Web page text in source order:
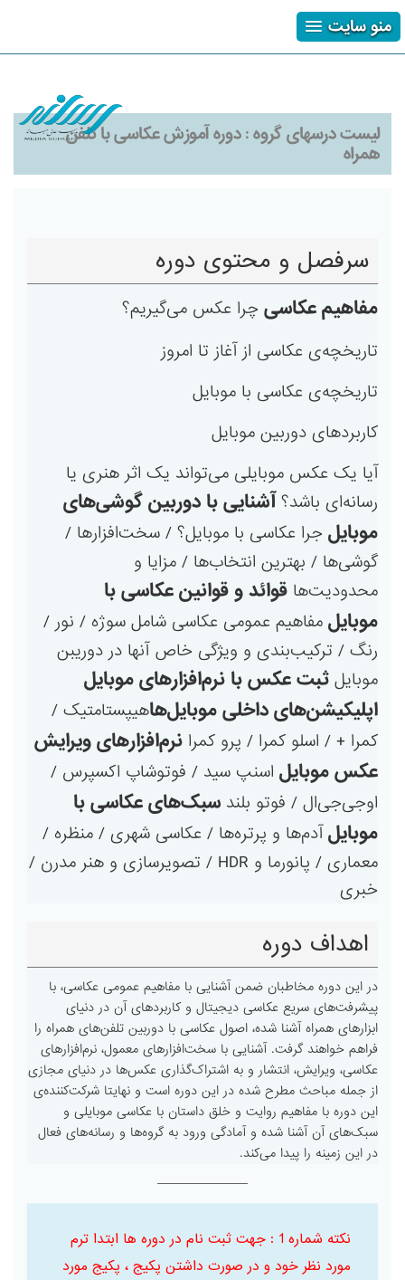
منو سایت
لیست درسهای گروه :دوره آموزش عکاسی با تلفن
همراه
سرفصل و محتوی دوره
مفاهیم عکاسی چرا عکس می‌‌گیریم؟
تاریخچه‌ی عکاسی از آغاز تا امروز
تاریخچه‌ی عکاسی با موبایل
کاربردهای دوربین موبایل
آیا یک عکس موبایلی می‌تواند یک اثر هنری یا
رسانه‌ای باشد؟ آشنایی با دوربین گوشی‌های
موبایل جرا عکاسی با موبایل؟ / سخت‌افزارها /
گوشی‌ها / بهترین انتخاب‌ها / مزایا و
محدودیت‌ها قوائد و قوانین عکاسی با
موبایل مفاهیم عمومی عکاسی شامل سوژه / نور /
رنگ / ترکیب‌بندی و ویژگی خاص آنها در دوریبن
موبایل ثبت عکس با نرم‌افزارهای موبایل
اپلیکیشن‌های داخلی موبایل‌هاهیپستامتیک /
کمرا + / اسلو کمرا / پرو کمرا نرم‌افزارهای ویرایش
عکس موبایل اسنپ سید / فوتوشاپ اکسپرس /
اوجی‌جی‌ال / فوتو بلند سبک‌های عکاسی با
موبایلآدم‌ها و پرتره‌ها / عکاسی شهری / منظره /
معماری / پانورما و HDR / تصویرسازی و هنر مدرن /
خبری
اهداف دوره
در این دوره مخاطبان ضمن آشنایی با مفاهیم عمومی عکاسی، با
پیشرفت‌های سریع عکاسی دیجیتال و کاربردهای آن در دنیای
ابزارهای همراه آشنا شده، اصول عکاسی با دوربین تلفن‌های همراه را
فراهم خواهند گرفت. آشنایی با سخت‌افزارهای معمول، نرم‌افزارهای
عکاسی، ویرایش، انتشار و به اشتراک‌گذاری عکس‌ها در دنیای مجازی
از جمله مباحث مطرح شده در این دوره است و نهایتا شرکت‌کننده‌ی
این دوره با مفاهیم روایت و خلق داستان با عکاسی موبایلی و
سبک‌های آن آشنا شده و آمادگی ورود به گروه‌ها و رسانه‌های فعال
در این زمینه را پیدا می‌کند.
نکته شماره 1 : جهت ثبت نام در دوره ها ابتدا ترم
مورد نظر خود و در صورت داشتن پکیج ، پکیج مورد